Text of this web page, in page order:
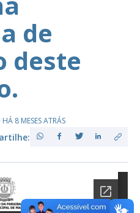
de
deste
8 MESES ATRÁS